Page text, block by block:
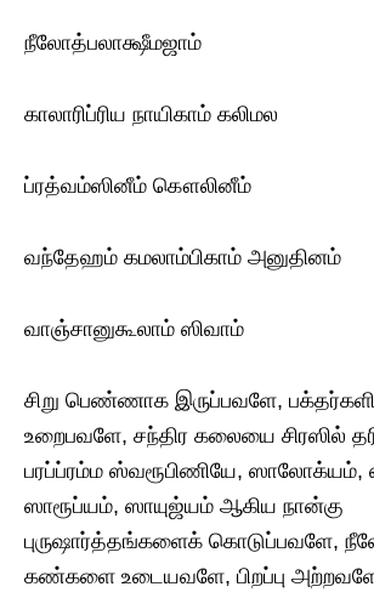
நீலோத்பலாக்ஷீமஜாம்
காலாரிப்ரிய நாயிகாம் கலிமல
ப்ரத்வம்ஸினீம் கௌலினீம்
வந்தேஹம் கமலாம்பிகாம் அனுதினம்
வாஞ்சானுகூலாம் ஸிவாம்
சிறு பெண்ணாக இருப்பவளே,
உறைபவளே, சந்திர கலையை சிரஸில்
பரப்ப்ரம்ம ஸ்வரூபிணியே, ஸாலோக்யம்,
ஸாரூப்யம், ஸாயுஜ்யம் ஆகிய நான்கு
புருஷார்த்தங்களைக் கொடுப்பவளே,
கண்களை உடையவளே, பிறப்பு